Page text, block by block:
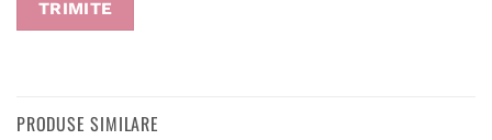
PRODUSE SIMILARE